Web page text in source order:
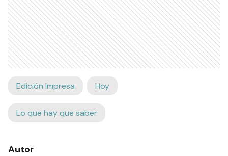
Edición Impresa Hoy
Lo que hay que saber
Autor